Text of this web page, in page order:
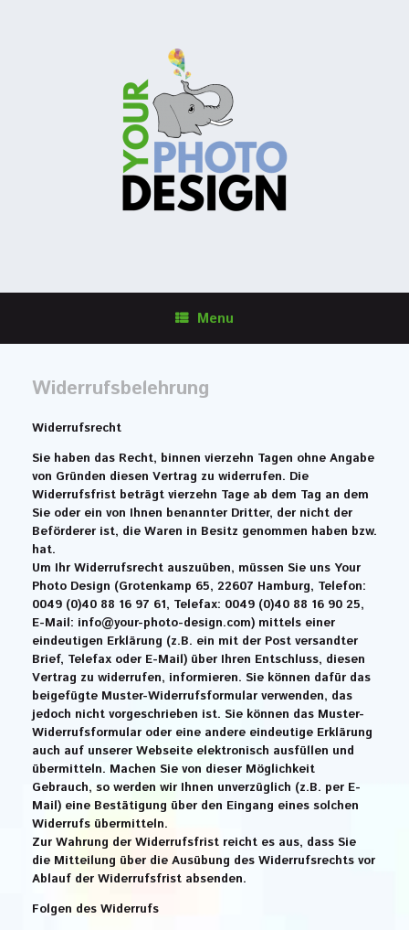
Menu
Widerrufsbelehrung
Widerrufsrecht
Sie haben das Recht, binnen vierzehn Tagen ohne Angabe
von Gründen diesen Vertrag zu widerrufen. Die
Widerrufsfrist beträgt vierzehn Tage ab dem Tag an dem
Sie oder ein von Ihnen benannter Dritter, der nicht der
Beförderer ist, die Waren in Besitz genommen haben bzw.
hat.
Um Ihr Widerrufsrecht auszuüben, müssen Sie uns Your
Photo Design (Grotenkamp 65, 22607 Hamburg, Telefon:
0049 (0)40 88 16 97 61, Telefax: 0049 (0)40 88 16 90 25,
E-Mail: info@your-photo-design.com) mittels einer
eindeutigen Erklärung (z.B. ein mit der Post versandter
Brief, Telefax oder E-Mail) über Ihren Entschluss, diesen
Vertrag zu widerrufen, informieren. Sie können dafür das
beigefügte Muster-Widerrufsformular verwenden, das
jedoch nicht vorgeschrieben ist. Sie können das Muster-
Widerrufsformular oder eine andere eindeutige Erklärung
auch auf unserer Webseite elektronisch ausfüllen und
übermitteln. Machen Sie von dieser Möglichkeit
Gebrauch, so werden wir Ihnen unverzüglich (z.B. per E-
Mail) eine Bestätigung über den Eingang eines solchen
Widerrufs übermitteln.
Zur Wahrung der Widerrufsfrist reicht es aus, dass Sie
die Mitteilung über die Ausübung des Widerrufsrechts vor
Ablauf der Widerrufsfrist absenden.
Folgen des Widerrufs